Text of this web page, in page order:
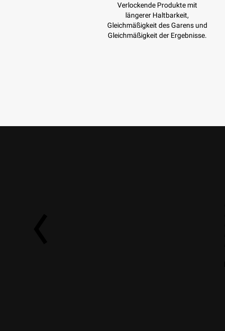
Verlockende Produkte mit
längerer Haltbarkeit,
Gleichmäßigkeit des Garens und
Gleichmäßigkeit der Ergebnisse.